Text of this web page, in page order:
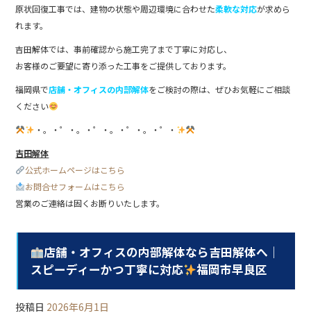
原状回復工事では、建物の状態や周辺環境に合わせた柔軟な対応が求めら
れます。
吉田解体では、事前確認から施工完了まで丁寧に対応し、
お客様のご要望に寄り添った工事をご提供しております。
福岡県で店舗・オフィスの内部解体をご検討の際は、ぜひお気軽にご相談
ください
・。・゜・。・゜・。・゜・。・゜・
吉田解体
公式ホームページはこちら
お問合せフォームはこちら
営業のご連絡は固くお断りいたします。
店舗・オフィスの内部解体なら吉田解体へ｜
スピーディーかつ丁寧に対応
福岡市早良区
投稿日 2026年6月1日